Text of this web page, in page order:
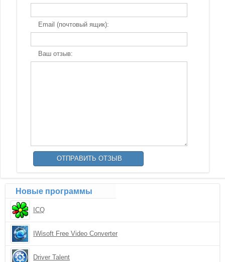
Email (почтовый ящик):
Ваш отзыв:
Новые программы
ICQ
IWisoft Free Video Converter
Driver Talent